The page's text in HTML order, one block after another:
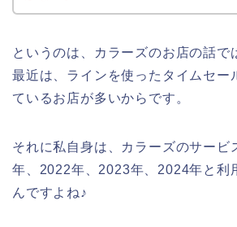
というのは、カラーズのお店の話で
最近は、ラインを使ったタイムセー
ているお店が多いからです。
それに私自身は、カラーズのサービ
年、2022年、2023年、2024年と利
んですよね♪